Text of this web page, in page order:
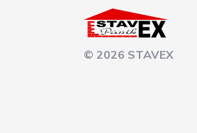
© 2026 STAVEX